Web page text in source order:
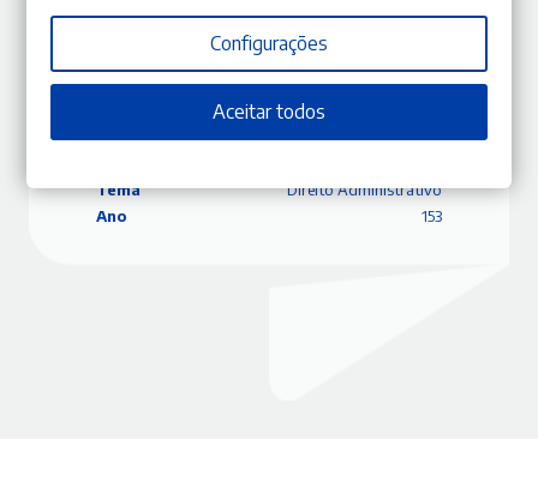
Data
07/10/2024
Julho – Agosto 2024
Capa
Capa mole
Tema
Direito Administrativo
Ano
153
Configurações
Aceitar todos